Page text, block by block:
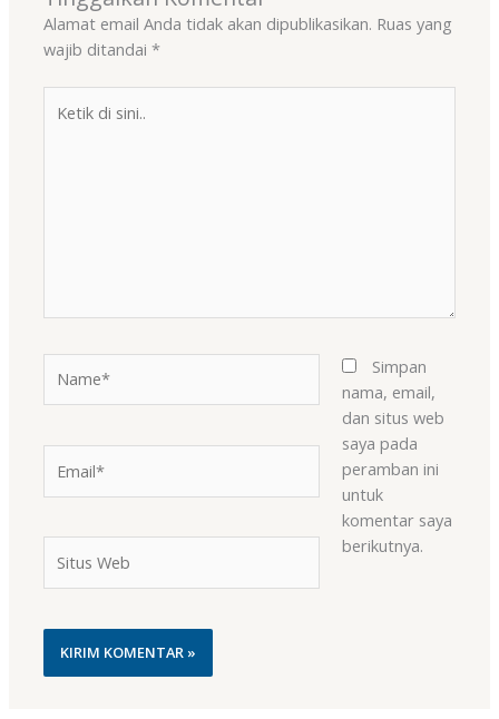
Alamat email Anda tidak akan dipublikasikan. Ruas yang
wajib ditandai*
Web
Simpan
nama, email,
dan situs web
saya pada
peramban ini
untuk
komentar saya
berikutnya.